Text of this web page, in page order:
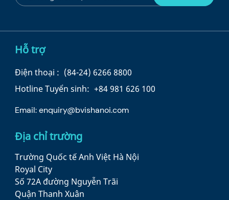
Hỗ trợ
Điện thoại : (84-24) 6266 8800
Hotline Tuyển sinh: +84 981 626 100
Email:enquiry@bvishanoi.com
Địa chỉ trường
Trường Quốc tế Anh Việt Hà Nội
Royal City
Số 72A đường Nguyễn Trãi
Quận Thanh Xuân